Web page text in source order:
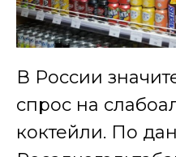
В России
спрос на
коктейли. По